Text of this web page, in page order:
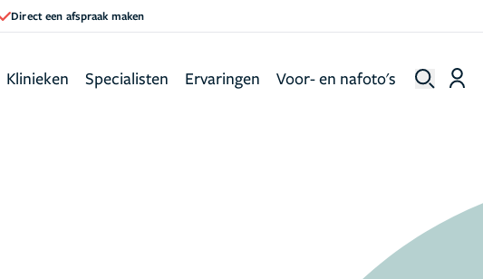
Direct een afspraak maken
Klinieken Specialisten Ervaringen Voor- en nafoto's